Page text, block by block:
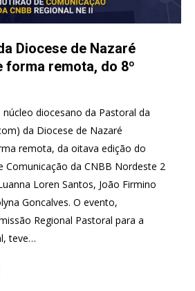
Diocese de Nazaré
forma remota, do 8º
diocesano da Pastoral da
da Diocese de Nazaré
remota, da oitava edição do
Comunicação da CNBB Nordeste 2
Loren Santos, João Firmino
Goncalves. O evento,
Regional Pastoral para a
teve…